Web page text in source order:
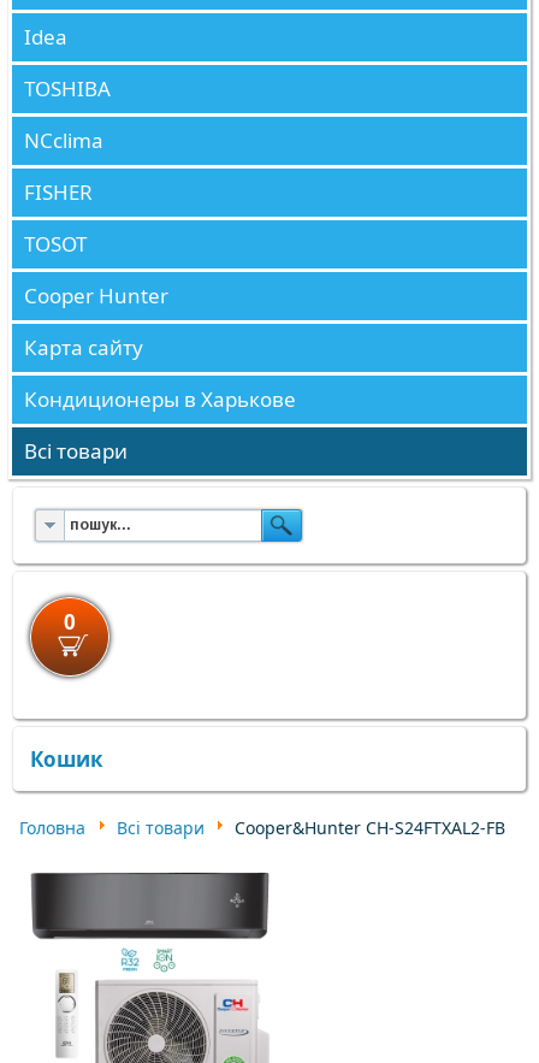
Idea
TOSHIBA
NCclima
FISHER
TOSOT
Cooper Hunter
Карта сайту
Кондиционеры в Харькове
Всі товари
0
×
×
Кошик
Головна Всі товари Cooper&Hunter CH-S24FTXAL2-FB